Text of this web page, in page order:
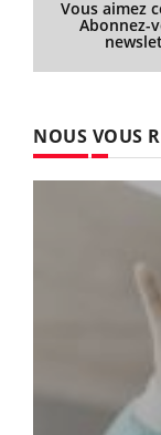
Vous aimez
Abonnez-
NOUS VOUS